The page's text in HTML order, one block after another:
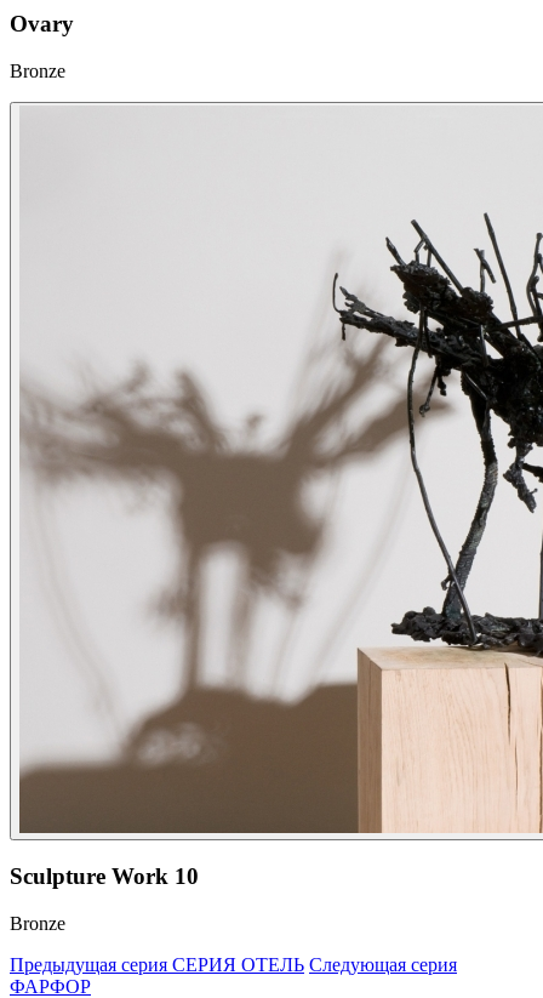
Ovary
Bronze
Sculpture Work 10
Bronze
Предыдущая серия СЕРИЯ ОТЕЛЬ Следующая серия
ФАРФОР